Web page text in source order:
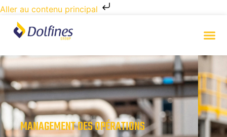
Aller au contenu principal
MANAGEMENT DES OPÉRATIONS